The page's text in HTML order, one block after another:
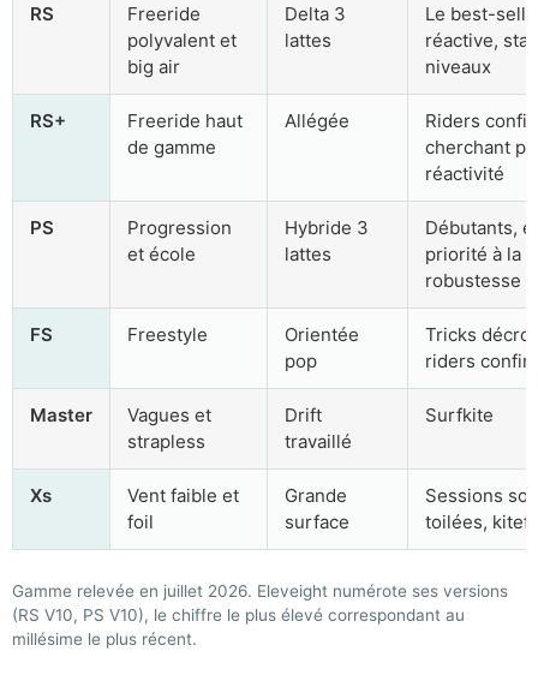
RS
Freeride
polyvalent et
big air
Delta 3
lattes
Le best-
réactive,
niveaux
RS+
Freeride haut
de gamme
Allégée
Riders
cherchant
réactivité
PS
Progression
et école
Hybride 3
lattes
Débutants,
priorité à la
robustesse
FS Freestyle
Orientée
pop
Tricks
riders
Master
Vagues et
strapless
Drift
travaillé
Surfkite
Xs
Vent faible et
foil
Grande
surface
Sessions
toilées,
Gamme relevée en juillet 2026. Eleveight numérote ses versions
(RS V10, PS V10), le chiffre le plus élevé correspondant au
millésime le plus récent.